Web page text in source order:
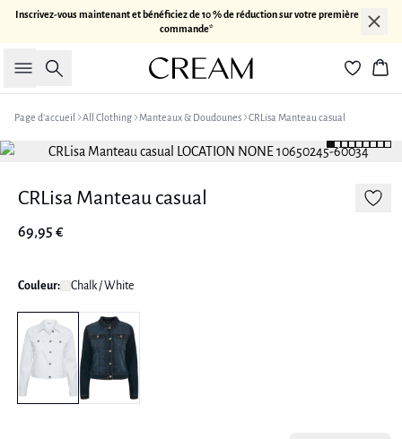
Inscrivez-vous maintenant et bénéficiez de 10 % de réduction sur votre première
commande*
Rechercher
Page d’accueil All Clothing Manteaux & Doudounes CRLisa Manteau casual
CRLisa Manteau casual
69,95 €
Couleur: Chalk / White